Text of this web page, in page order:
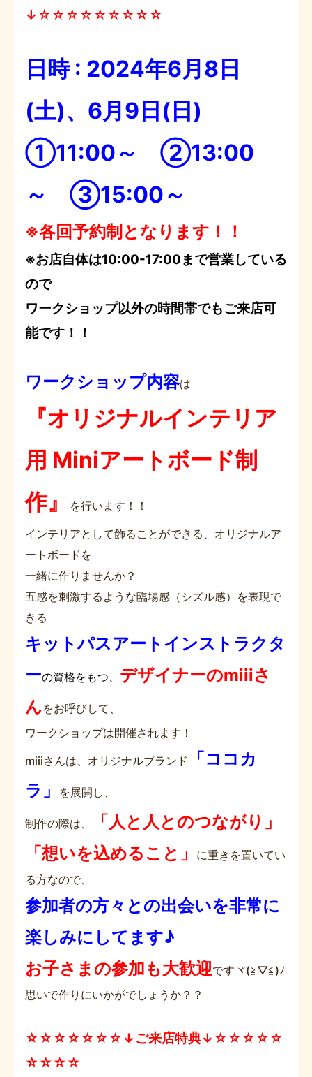
↓☆☆☆☆☆☆☆☆☆
日時 : 2024年6月8日
(土)、6月9日(日)
①11:00～ ②13:00
～ ③15:00～
※各回予約制となります！！
※お店自体は10:00-17:00まで営業している
ので
ワークショップ以外の時間帯でもご来店可
能です！！
ワークショップ内容は
『オリジナルインテリア
用 Miniアートボード制
作』
を行います！！
インテリアとして飾ることができる、オリジナルア
ートボードを
一緒に作りませんか？
五感を刺激するような臨場感（シズル感）を表現で
きる
キットパスアートインストラクタ
ーの資格をもつ、 デザイナーのmiiiさ
んをお呼びして、
ワークショップは開催されます！
miiiさんは、オリジナルブランド
「ココカ
ラ」
を展開し、
制作の際は、
「人と人とのつながり」
「想いを込めること」
に重きを置いてい
る方なので、
参加者の方々との出会いを非常に
楽しみにしてます♪
お子さまの参加も大歓迎ですヾ(≧▽≦)ﾉ
思いで作りにいかがでしょうか？？
☆☆☆☆☆☆☆↓ご来店特典↓☆☆☆☆☆
☆☆☆☆